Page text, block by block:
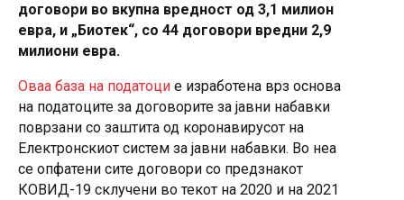
договори во вкупна вредност од 3,1 милион
евра, и „Биотек“, со 44 договори вредни 2,9
милиони евра.
Оваа база на податоци е изработена врз основа
на податоците за договорите за јавни набавки
поврзани со заштита од коронавирусот на
Електронскиот систем за јавни набавки. Во неа
се опфатени сите договори со предзнакот
КОВИД-19 склучени во текот на 2020 и на 2021